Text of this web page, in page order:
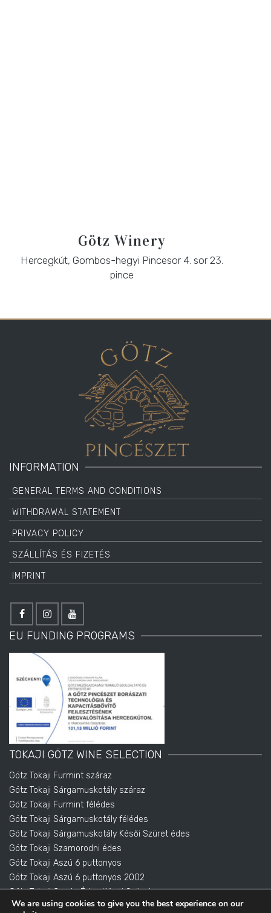
Götz Winery
Hercegkút, Gombos-hegyi Pincesor 4. sor 23.
pince
INFORMATION
GENERAL TERMS AND CONDITIONS
WITHDRAWAL STATEMENT
PRIVACY POLICY
SZÁLLÍTÁS ÉS FIZETÉS
IMPRINT
EU FUNDING PROGRAMS
TOKAJI GÖTZ WINE SELECTION
Götz Tokaji Furmint száraz
Götz Tokaji Sárgamuskotály száraz
Götz Tokaji Furmint félédes
Götz Tokaji Sárgamuskotály félédes
Götz Tokaji Sárgamuskotály Késői Szüret édes
Götz Tokaji Szamorodni édes
Götz Tokaji Aszú 6 puttonyos
Götz Tokaji Aszú 6 puttonyos 2002
Götz Tokaji Cuvée Édes Késői Szüret
Götz Tokai Eszencia
We are using cookies to give you the best experience on our